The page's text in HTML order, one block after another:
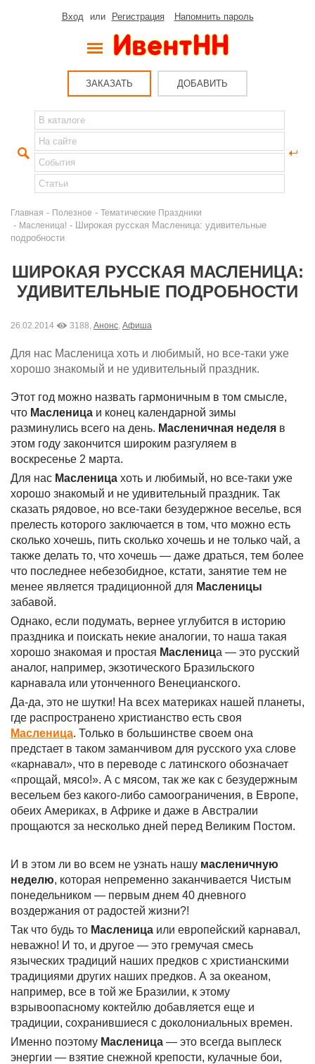
Вход или Регистрация Напомнить пароль
ЗАКАЗАТЬ ДОБАВИТЬ
Главная - Полезное - Тематические Праздники
- Масленица! - Широкая русская Масленица: удивительные
подробности
ШИРОКАЯ РУССКАЯ МАСЛЕНИЦА:
УДИВИТЕЛЬНЫЕ ПОДРОБНОСТИ
26.02.2014 3188, Анонс Афиша
Для нас Масленица хоть и любимый, но все-таки уже
хорошо знакомый и не удивительный праздник.
Этот год можно назвать гармоничным в том смысле,
что Масленица и конец календарной зимы
разминулись всего на день. Масленичная неделя в
этом году закончится широким разгуляем в
воскресенье 2 марта.
Для нас Масленица хоть и любимый, но все-таки уже
хорошо знакомый и не удивительный праздник. Так
сказать рядовое, но все-таки безудержное веселье, вся
прелесть которого заключается в том, что можно есть
сколько хочешь, пить сколько хочешь и не только чай, а
также делать то, что хочешь — даже драться, тем более
что последнее небезобидное, кстати, занятие тем не
менее является традиционной для Масленицы
забавой.
Однако, если подумать, вернее углубится в историю
праздника и поискать некие аналогии, то наша такая
хорошо знакомая и простая Масленица — это русский
аналог, например, экзотического Бразильского
карнавала или утонченного Венецианского.
Да-да, это не шутки! На всех материках нашей планеты,
где распространено христианство есть своя
Масленица. Только в большинстве своем она
предстает в таком заманчивом для русского уха слове
«карнавал», что в переводе с латинского обозначает
«прощай, мясо!». А с мясом, так же как с безудержным
весельем без какого-либо самоограничения, в Европе,
обеих Америках, в Африке и даже в Австралии
прощаются за несколько дней перед Великим Постом.
И в этом ли во всем не узнать нашу масленичную
неделю, которая непременно заканчивается Чистым
понедельником — первым днем 40 дневного
воздержания от радостей жизни?!
Так что будь то Масленица или европейский карнавал,
неважно! И то, и другое — это гремучая смесь
языческих традиций наших предков с христианскими
традициями других наших предков. А за океаном,
например, все в той же Бразилии, к этому
взрывоопасному коктейлю добавляется еще и
традиции, сохранившиеся с доколониальных времен.
Именно поэтому Масленица — это всегда выплеск
энергии — взятие снежной крепости, кулачные бои,